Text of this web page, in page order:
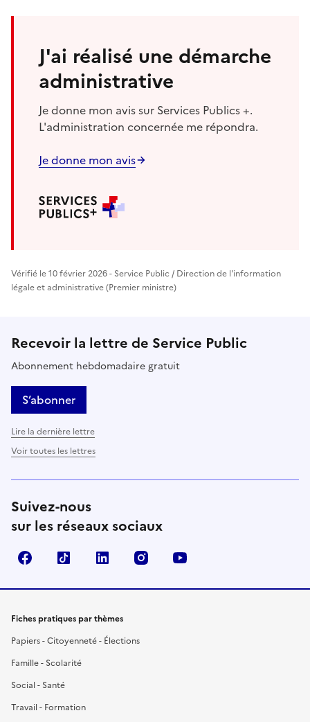
J'ai réalisé une démarche
administrative
Je donne mon avis sur Services Publics +.
L'administration concernée me répondra.
Je donne mon avis
Vérifié le 10 février 2026 - Service Public / Direction de l'information
légale et administrative (Premier ministre)
Recevoir la lettre de Service Public
Abonnement hebdomadaire gratuit
S’abonner
Lire la dernière lettre
Voir toutes les lettres
Suivez-nous
sur les réseaux sociaux
FacebookTikTok LinkedIn Instagram
Fiches pratiques par thèmes
Papiers - Citoyenneté - Élections
Famille - Scolarité
Social - Santé
Travail - Formation